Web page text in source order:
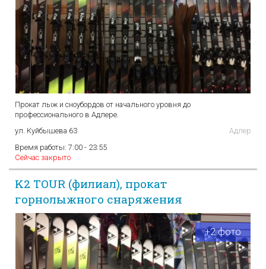
Прокат лыж и сноубордов от начального уровня до
профессионального в Адлере.
ул. Куйбышева 63
Адлер
Время работы: 7:00 - 23:55
Сейчас закрыто
K2 TOUR (филиал), прокат
горнолыжного снаряжения
+2 фото